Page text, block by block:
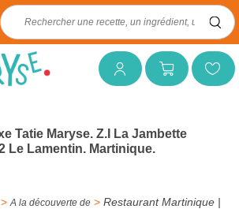
Mon compteMon panierMes favoris
Rechercher :
Tatie Maryse. Z.I La Jambette
Le Lamentin. Martinique.
> A la découverte de > Restaurant Martinique |